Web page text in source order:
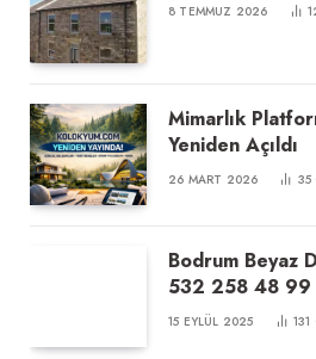
8 TEMMUZ 2026
Mimarlık
Yeniden Açıldı
26 MART 2026 35
Bodrum Beyaz
532 258 48 99
15 EYLÜL 2025 131